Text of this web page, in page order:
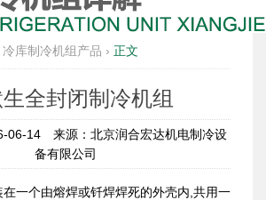
冷库制冷机组产品 › 正文
全封闭制冷机组
06-14
来源：北京润合宏达机电制冷设
备有限公司
一个由熔焊或钎焊焊死的外壳内,共用一